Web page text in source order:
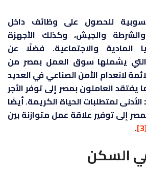
للحصول على وظائف داخل
والجيش، وكذلك الأجهزة
المادية والاجتماعية. فضلًا عن
التي يشملها سوق العمل بمصر من
لانعدام الأمن الصناعي في العديد
العاملون بمصر إلى توفر الأجر
الأدنى لمتطلبات الحياة الكريمة. أيضًا
إلى توفير علاقة عمل متوازنة بين
.
السكن